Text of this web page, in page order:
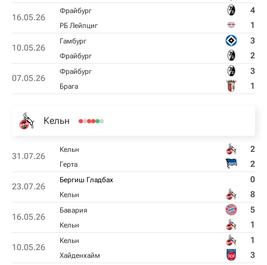
16.05.26
Фрайбург 4
РБ Лейпциг 1
10.05.26
Гамбург 3
Фрайбург 2
07.05.26
Фрайбург 3
Брага 1
Кельн
31.07.26
Кельн 2
Герта 2
23.07.26
Бергиш Гладбах 0
Кельн 8
16.05.26
Бавария 5
Кельн 1
10.05.26
Кельн 1
Хайденхайм 3